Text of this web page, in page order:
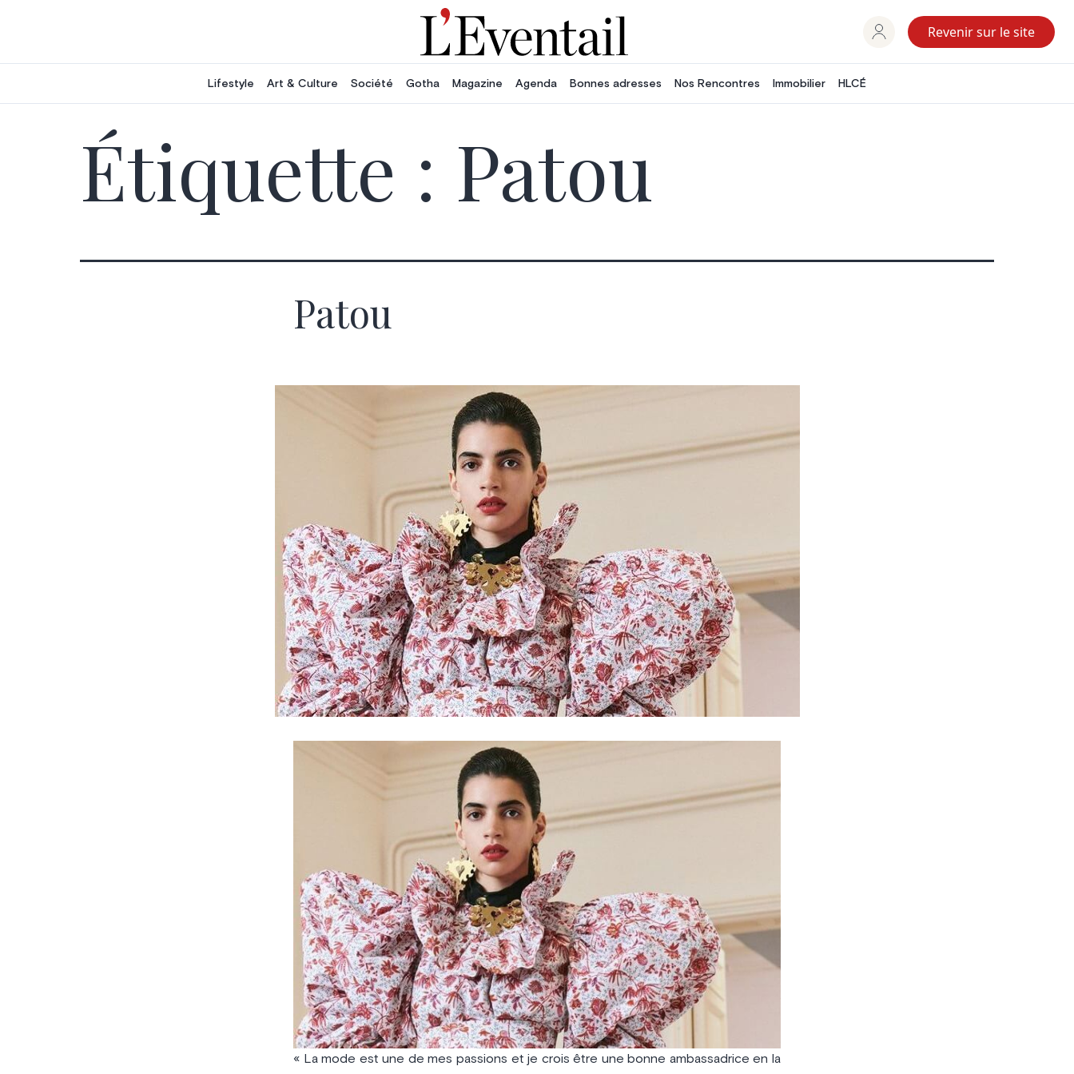
Revenir sur le site
Lifestyle Art & Culture Société Gotha Magazine Agenda Bonnes adresses Nos Rencontres Immobilier HLCÉ
Étiquette : Patou
Patou
« La mode est une de mes passions et je crois être une bonne ambassadrice en la